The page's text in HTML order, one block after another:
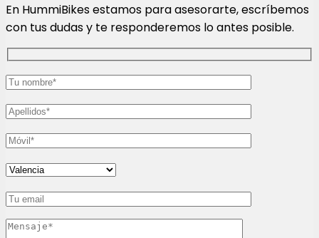
En HummiBikes estamos para asesorarte, escríbemos
con tus dudas y te responderemos lo antes posible.